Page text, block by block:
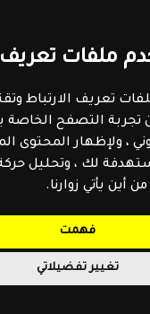
ملفات تعريف
تعريف الارتباط
تجربة التصفح الخاصة
، ولإظهار
لك ، وتحليل
أين يأتي زوارنا.
فهمت
تغيير تفضيلاتي